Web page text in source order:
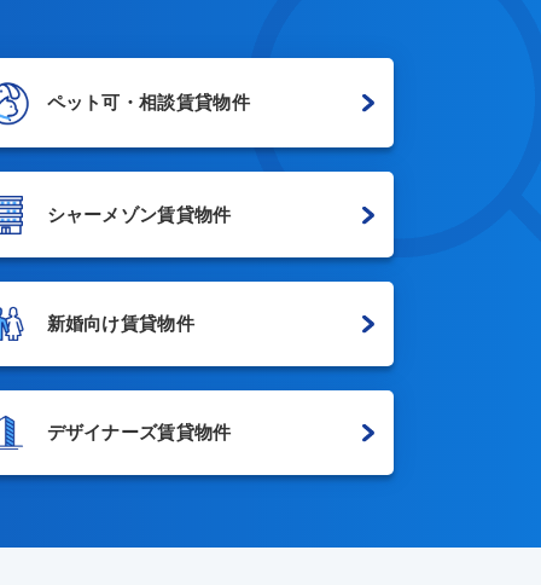
ペット可・相談賃貸物件
シャーメゾン賃貸物件
新婚向け賃貸物件
デザイナーズ賃貸物件